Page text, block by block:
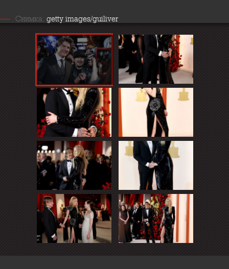
Снимка: getty images/guiliver